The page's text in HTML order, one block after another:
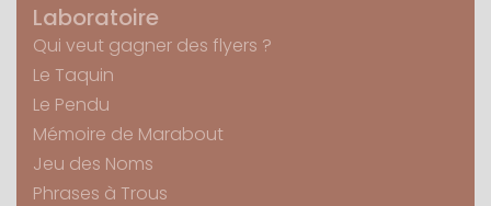
Laboratoire
Qui veut gagner des flyers ?
Le Taquin
Le Pendu
Mémoire de Marabout
Jeu des Noms
Phrases à Trous